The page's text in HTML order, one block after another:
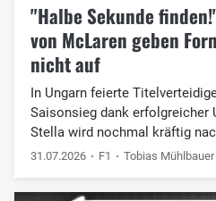
"Halbe Sekunde
von McLaren geben
nicht auf
In Ungarn feierte
Saisonsieg dank erfolgreicher
Stella wird nochmal kräftig
31.07.2026 F1 Tobias Mühlbauer